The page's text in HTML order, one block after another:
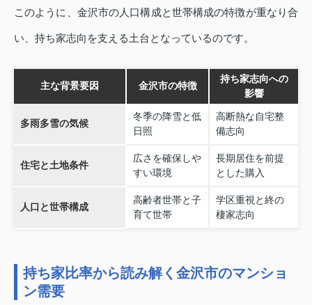
このように、金沢市の人口構成と世帯構成の特徴が重なり合
い、持ち家志向を支える土台となっているのです。
主な背景要因 金沢市の特徴
持ち家志向への
影響
多雨多雪の気候
冬季の降雪と低
日照
高断熱な自宅整
備志向
住宅と土地条件
広さを確保しや
すい環境
長期居住を前提
とした購入
人口と世帯構成
高齢者世帯と子
育て世帯
学区重視と終の
棲家志向
持ち家比率から読み解く金沢市のマンショ
ン需要